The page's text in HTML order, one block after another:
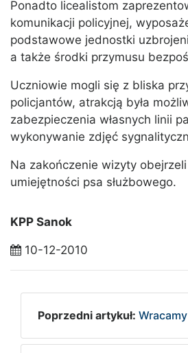
Ponadto licealistom
komunikacji policyjnej,
podstawowe jednostki
a także środki przymusu
Uczniowie mogli się z bliska
policjantów, atrakcją była
zabezpieczenia własnych linii
wykonywanie zdjęć
Na zakończenie wizyty
umiejętności psa służbowego.
KPP Sanok
10-12-2010
Poprzedni artykuł: